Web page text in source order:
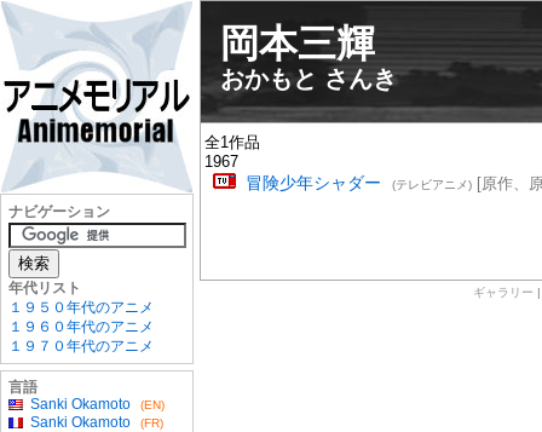
岡本三輝
おかもと さんき
全1作品
1967
冒険少年シャダー (テレビアニメ)[原作、
ギャラリー
ナビゲーション
年代リスト
１９５０年代のアニメ
１９６０年代のアニメ
１９７０年代のアニメ
言語
Sanki Okamoto
(EN)
Sanki Okamoto (FR)